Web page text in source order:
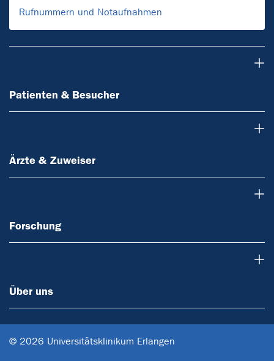
Rufnummern und Notaufnahmen
Patienten & Besucher
Ärzte & Zuweiser
Forschung
Über uns
© 2026 Universitätsklinikum Erlangen